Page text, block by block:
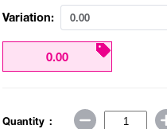
Variation: 0.00
0.00
Quantity :